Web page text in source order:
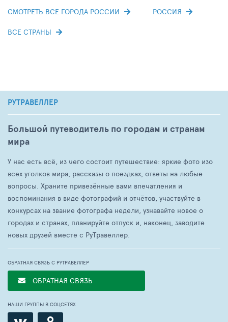
СМОТРЕТЬ ВСЕ ГОРОДА РОССИИ РОССИЯ
ВСЕ СТРАНЫ
РУТРАВЕЛЛЕР
Большой путеводитель по городам и странам
мира
У нас есть всё, из чего состоит путешествие: яркие фото изо
всех уголков мира, рассказы о поездках, ответы на любые
вопросы. Храните привезённые вами впечатления и
воспоминания в виде фотографий и отчётов, участвуйте в
конкурсах на звание фотографа недели, узнавайте новое о
городах и странах, планируйте отпуск и, наконец, заводите
новых друзей вместе с РуТравеллер.
ОБРАТНАЯ СВЯЗЬ С РУТРАВЕЛЛЕР
ОБРАТНАЯ СВЯЗЬ
НАШИ ГРУППЫ В СОЦСЕТЯХ